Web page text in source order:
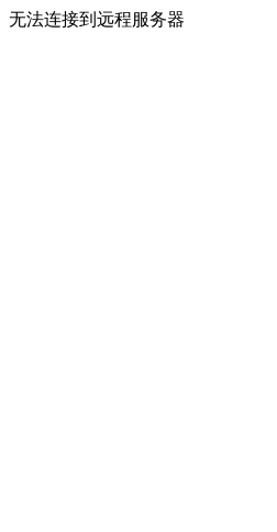
无法连接到远程服务器